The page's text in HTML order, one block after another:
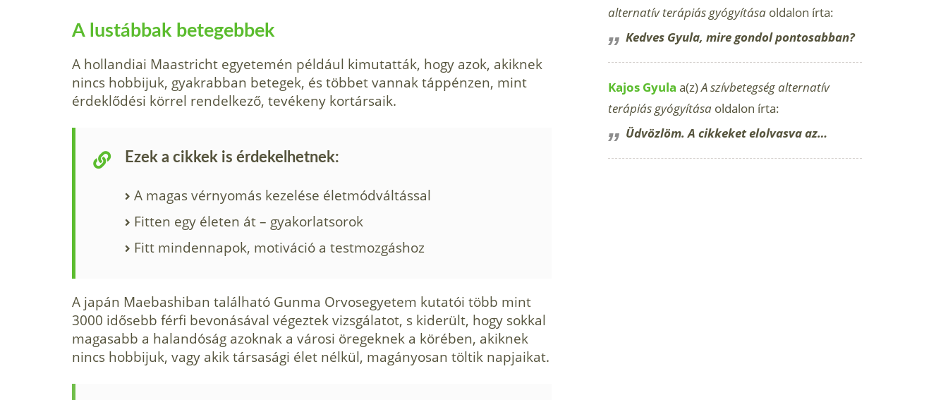
A lustábbak betegebbek
A hollandiai Maastricht egyetemén például kimutatták, hogy azok, akiknek
nincs hobbijuk, gyakrabban betegek, és többet vannak táppénzen, mint
érdeklődési körrel rendelkező, tevékeny kortársaik.
Ezek a cikkek is érdekelhetnek:
A magas vérnyomás kezelése életmódváltással
Fitten egy életen át – gyakorlatsorok
Fitt mindennapok, motiváció a testmozgáshoz
A japán Maebashiban található Gunma Orvosegyetem kutatói több mint
3000 idősebb férfi bevonásával végeztek vizsgálatot, s kiderült, hogy sokkal
magasabb a halandóság azoknak a városi öregeknek a körében, akiknek
nincs hobbijuk, vagy akik társasági élet nélkül, magányosan töltik napjaikat.
alternatív terápiás gyógyítása oldalon írta:
Kedves Gyula, mire gondol pontosabban?
Kajos Gyula a(z)A szívbetegség alternatív
terápiás gyógyítása oldalon írta:
Üdvözlöm. A cikkeket elolvasva az…